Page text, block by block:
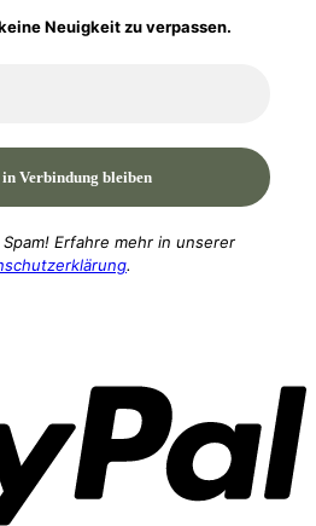
Neuigkeit zu verpassen.
Erfahre mehr in unserer
.